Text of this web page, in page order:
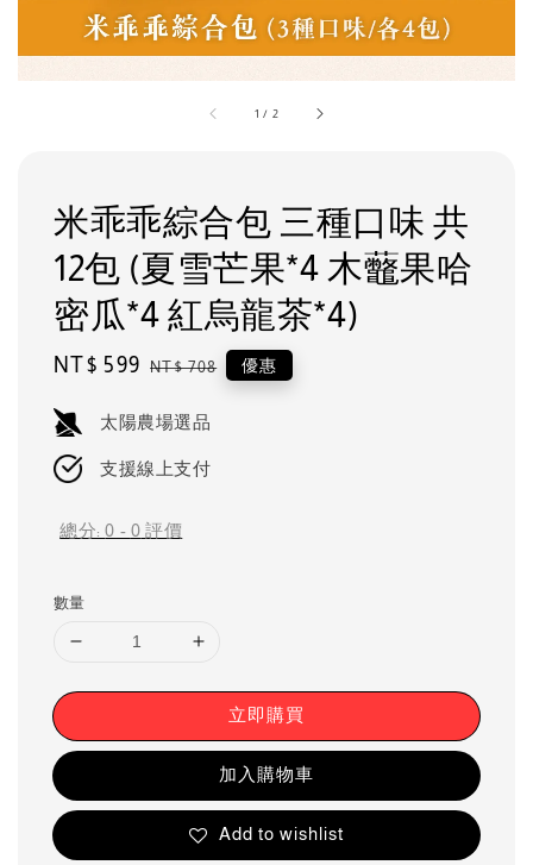
1 / 2
米乖乖綜合包 三種口味 共
12包 (夏雪芒果*4 木虌果哈
密瓜*4 紅烏龍茶*4)
Sale
NT$ 599 Regular
NT$ 708 優惠
太陽農場選品
支援線上支付
總分:0 - 0 評價
數量
立即購買
加入購物車
Add to wishlist